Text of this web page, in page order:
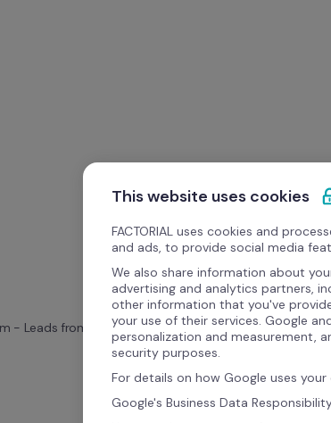
- Leads from Integrations
This website uses cookies
FACTORIAL uses cookies and
and ads, to provide social media
We also share information about
advertising and analytics partners,
other information that you've
your use of their services. Google
personalization and measurement,
security purposes.
For details on how Google uses your
Google's Business Data